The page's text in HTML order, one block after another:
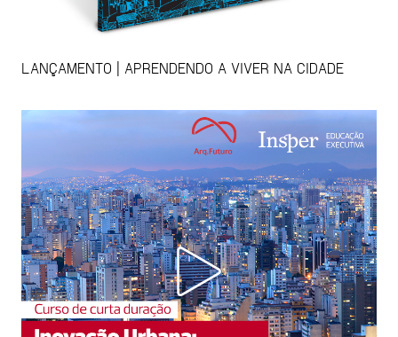
LANÇAMENTO | APRENDENDO A VIVER NA CIDADE